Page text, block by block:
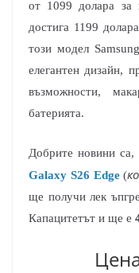
от 1099 долара за
достига 1199
този модел
елегантен дизайн,
възможности,
батерията.
Добрите новини
Galaxy S26 Edge(
ще получи лек
Капацитетът и ще е